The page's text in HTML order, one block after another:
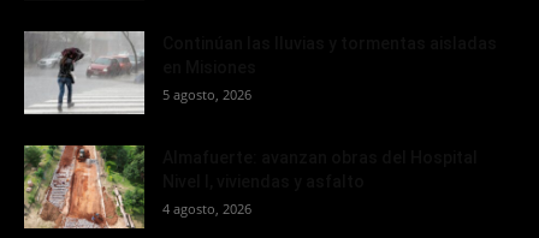
5 agosto, 2026
4 agosto, 2026